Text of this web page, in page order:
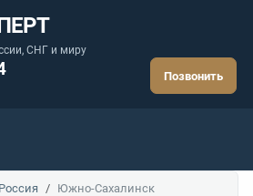
СНГ и миру
Позвонить
Россия Южно-Сахалинск